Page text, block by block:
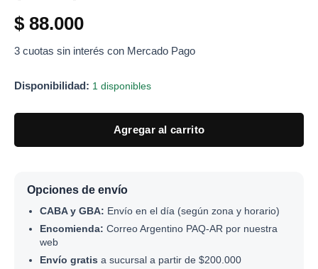
$ 88.000
3 cuotas sin interés con Mercado Pago
Disponibilidad: 1 disponibles
Agregar al carrito
Opciones de envío
CABA y GBA: Envío en el día (según zona y horario)
Encomienda: Correo Argentino PAQ-AR por nuestra
web
Envío gratis a sucursal a partir de $200.000